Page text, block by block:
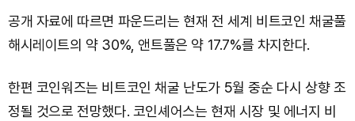
공개 자료에 따르면 파운드리는 현재 전 세계 비트코인 채굴풀
해시레이트의 약 30%, 앤트풀은 약 17.7%를 차지한다.
한편 코인워즈는 비트코인 채굴 난도가 5월 중순 다시 상향 조
정될 것으로 전망했다. 코인셰어스는 현재 시장 및 에너지 비